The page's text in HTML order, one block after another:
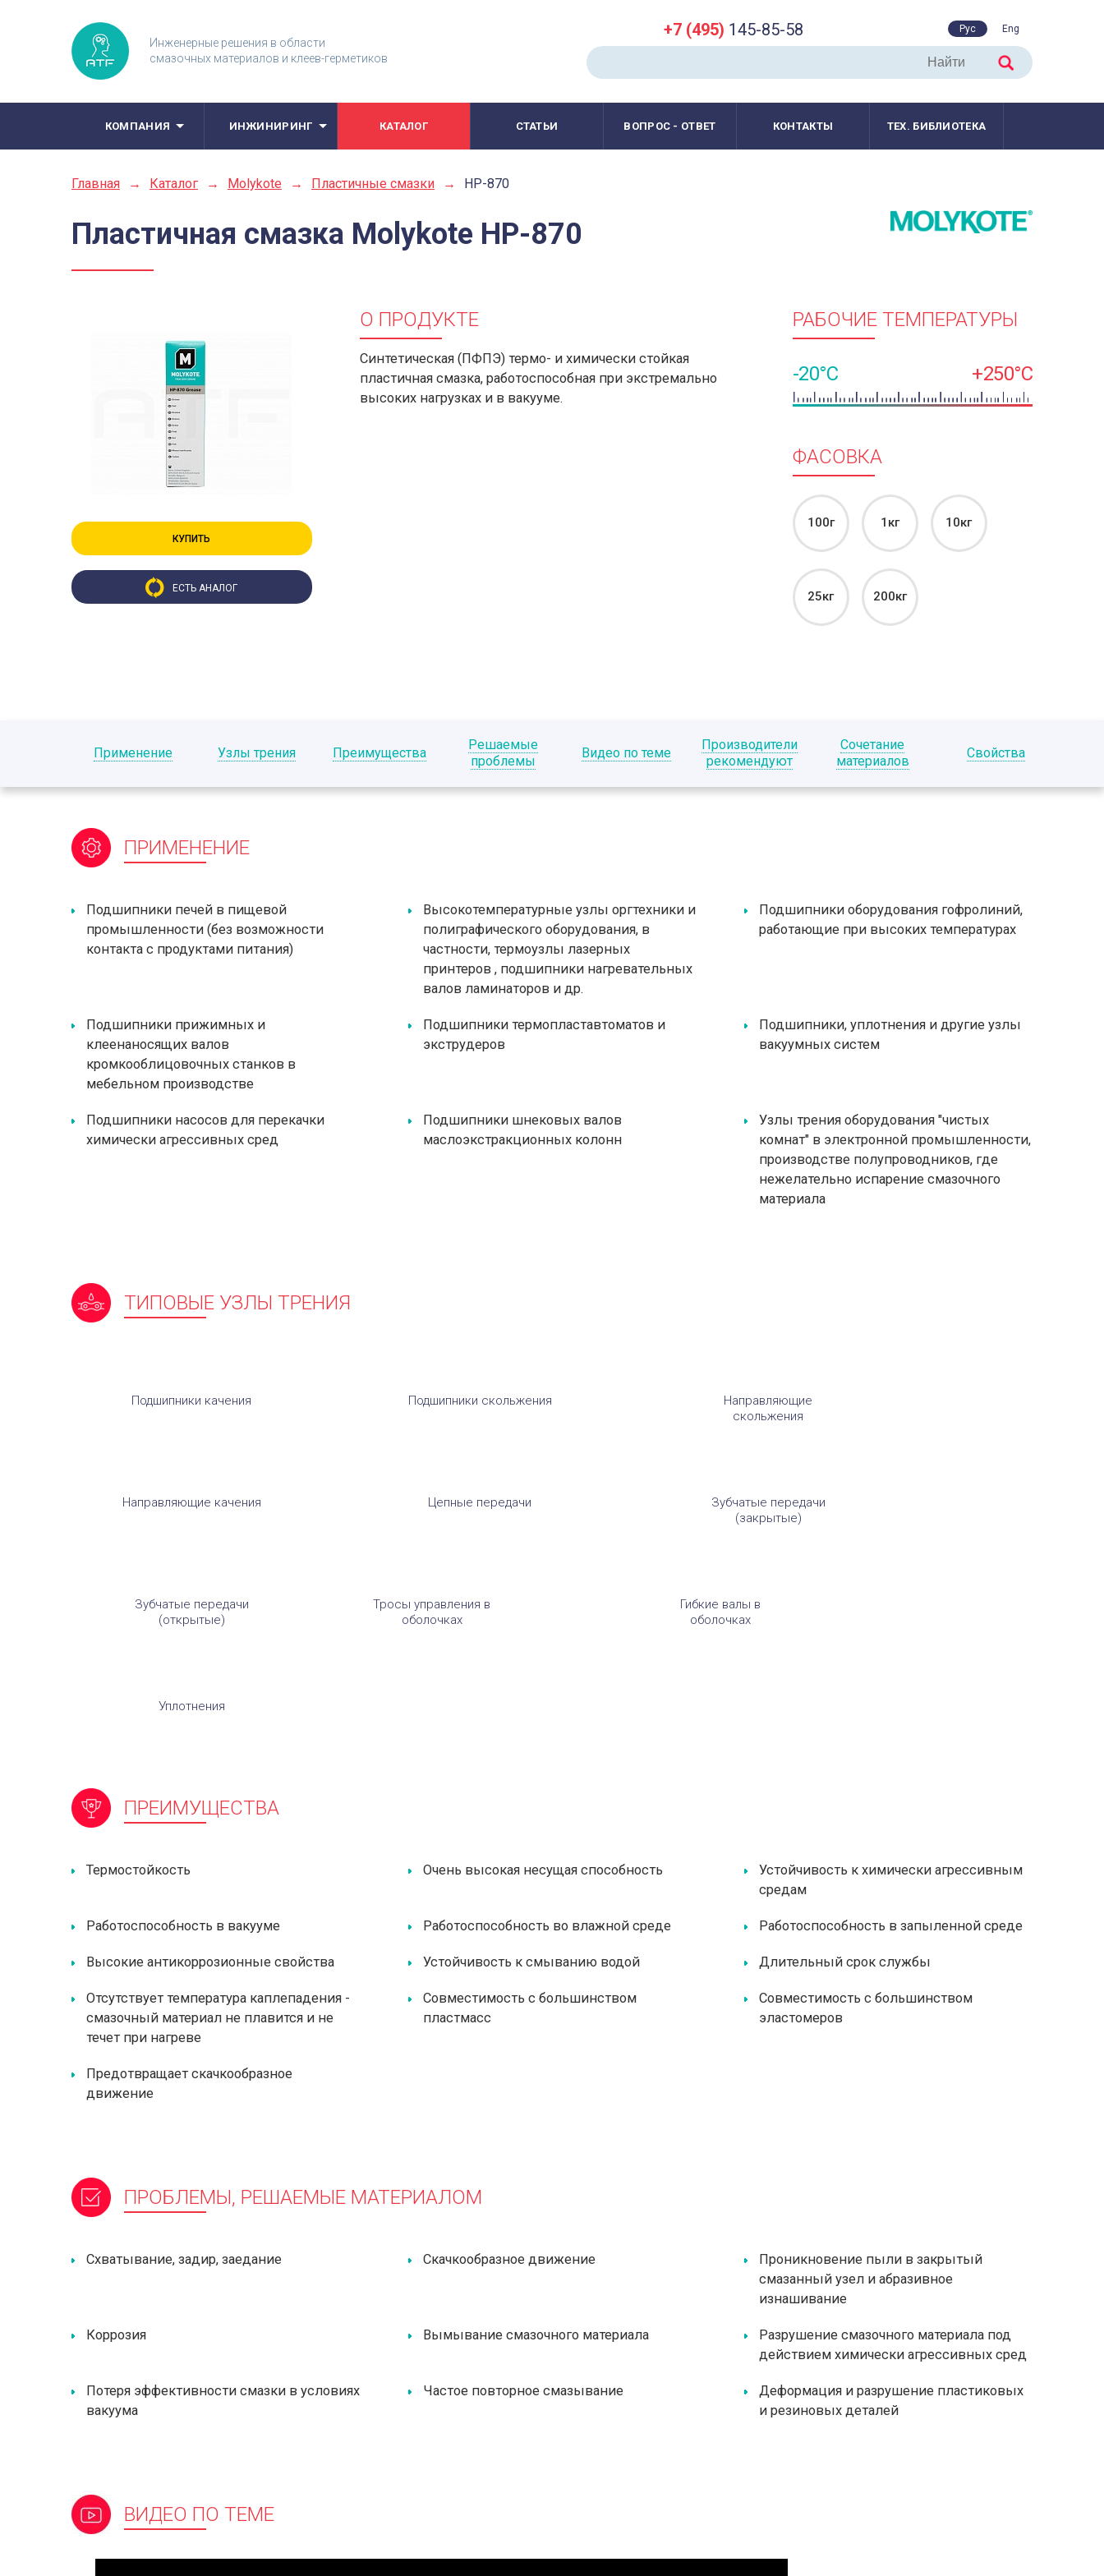
Инженерные решения в области
смазочных материалов и клеев-герметиков
+7 (495) 145-85-58 Рус Eng
КОМПАНИЯ ИНЖИНИРИНГ КАТАЛОГ СТАТЬИ ВОПРОС - ОТВЕТ КОНТАКТЫ ТЕХ. БИБЛИОТЕКА
Главная → Каталог → Molykote → Пластичные смазки → HP-870
Пластичная смазка Molykote HP-870
КУПИТЬ
ЕСТЬ АНАЛОГ
О ПРОДУКТЕ
Синтетическая (ПФПЭ) термо- и химически стойкая
пластичная смазка, работоспособная при экстремально
высоких нагрузках и в вакууме.
РАБОЧИЕ ТЕМПЕРАТУРЫ
-20°C +250°C
ФАСОВКА
100г 1кг 10кг
25кг 200кг
Применение Узлы трения Преимущества
Решаемые
проблемы
Видео по теме
Производители
рекомендуют
Сочетание
материалов
Свойства
ПРИМЕНЕНИЕ
Подшипники печей в пищевой
промышленности (без возможности
контакта с продуктами питания)
Высокотемпературные узлы оргтехники и
полиграфического оборудования, в
частности, термоузлы лазерных
принтеров , подшипники нагревательных
валов ламинаторов и др.
Подшипники оборудования гофролиний,
работающие при высоких температурах
Подшипники прижимных и
клеенаносящих валов
кромкооблицовочных станков в
мебельном производстве
Подшипники термопластавтоматов и
экструдеров
Подшипники, уплотнения и другие узлы
вакуумных систем
Подшипники насосов для перекачки
химически агрессивных сред
Подшипники шнековых валов
маслоэкстракционных колонн
Узлы трения оборудования "чистых
комнат" в электронной промышленности,
производстве полупроводников, где
нежелательно испарение смазочного
материала
ТИПОВЫЕ УЗЛЫ ТРЕНИЯ
Подшипники качения Подшипники скольжения
Направляющие
скольжения
Направляющие качения Цепные передачи
Зубчатые передачи
(закрытые)
Зубчатые передачи
(открытые)
Тросы управления в
оболочках
Гибкие валы в
оболочках
Уплотнения
ПРЕИМУЩЕСТВА
Термостойкость Очень высокая несущая способность
Устойчивость к химически агрессивным
средам
Работоспособность в вакууме Работоспособность во влажной среде Работоспособность в запыленной среде
Высокие антикоррозионные свойства Устойчивость к смыванию водой Длительный срок службы
Отсутствует температура каплепадения -
смазочный материал не плавится и не
течет при нагреве
Совместимость с большинством
пластмасс
Совместимость с большинством
эластомеров
Предотвращает скачкообразное
движение
ПРОБЛЕМЫ, РЕШАЕМЫЕ МАТЕРИАЛОМ
Схватывание, задир, заедание Скачкообразное движение
Проникновение пыли в закрытый
смазанный узел и абразивное
изнашивание
Коррозия Вымывание смазочного материала
Разрушение смазочного материала под
действием химически агрессивных сред
Потеря эффективности смазки в условиях
вакуума
Частое повторное смазывание
Деформация и разрушение пластиковых
и резиновых деталей
ВИДЕО ПО ТЕМЕ